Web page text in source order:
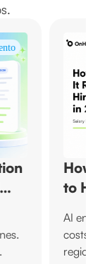
How
to
AI
costs
region,